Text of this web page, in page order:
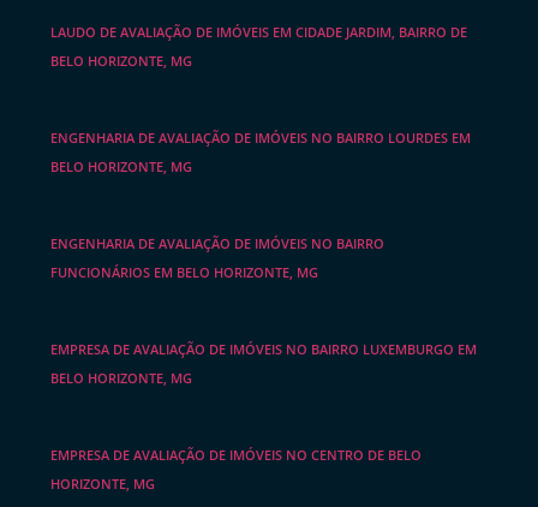
LAUDO DE AVALIAÇÃO DE IMÓVEIS EM CIDADE JARDIM, BAIRRO DE
BELO HORIZONTE, MG
ENGENHARIA DE AVALIAÇÃO DE IMÓVEIS NO BAIRRO LOURDES EM
BELO HORIZONTE, MG
ENGENHARIA DE AVALIAÇÃO DE IMÓVEIS NO BAIRRO
FUNCIONÁRIOS EM BELO HORIZONTE, MG
EMPRESA DE AVALIAÇÃO DE IMÓVEIS NO BAIRRO LUXEMBURGO EM
BELO HORIZONTE, MG
EMPRESA DE AVALIAÇÃO DE IMÓVEIS NO CENTRO DE BELO
HORIZONTE, MG